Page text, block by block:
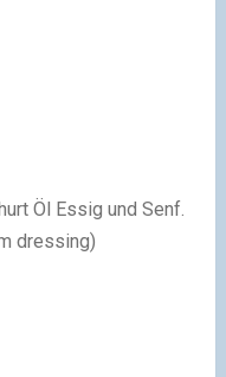
Öl Essig und Senf.
dressing)